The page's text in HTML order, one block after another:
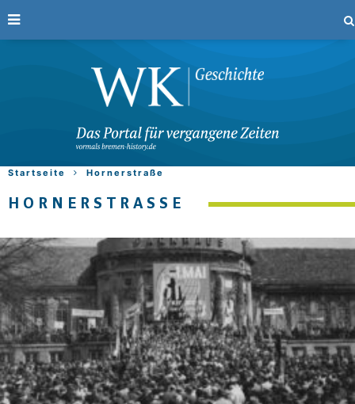
Startseite Hornerstraße
HORNERSTRASSE